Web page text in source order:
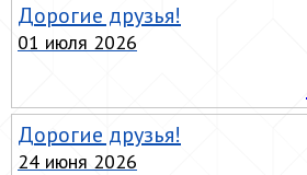
Дорогие друзья!
01 июля 2026
Дорогие друзья!
24 июня 2026